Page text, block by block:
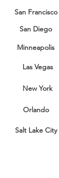
San Francisco
San Diego
Minneapolis
Las Vegas
New York
Orlando
Salt Lake City